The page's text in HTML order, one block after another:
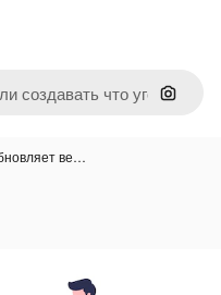
Поиск
ве…